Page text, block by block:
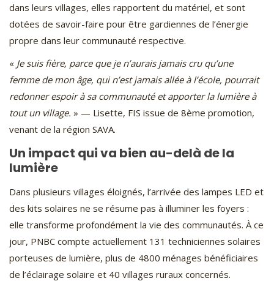
dans leurs villages, elles rapportent du matériel, et sont
dotées de savoir-faire pour être gardiennes de l’énergie
propre dans leur communauté respective.
« Je suis fière, parce que je n’aurais jamais cru qu’une
femme de mon âge, qui n’est jamais allée à l’école, pourrait
redonner espoir à sa communauté et apporter la lumière à
tout un village. » — Lisette, FIS issue de 8ème promotion,
venant de la région SAVA.
Un impact qui va bien au-delà de la
lumière
Dans plusieurs villages éloignés, l’arrivée des lampes LED et
des kits solaires ne se résume pas à illuminer les foyers :
elle transforme profondément la vie des communautés. À ce
jour, PNBC compte actuellement 131 techniciennes solaires
porteuses de lumière, plus de 4800 ménages bénéficiaires
de l’éclairage solaire et 40 villages ruraux concernés.